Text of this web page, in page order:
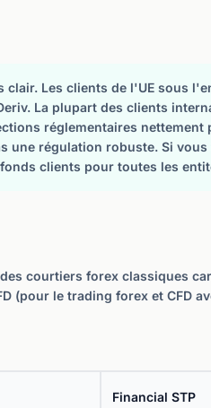
Les clients de l'UE sous
La plupart des clients
réglementaires
une régulation robuste. Si
clients pour toutes les
courtiers forex classiques
(pour le trading forex et CFD
Financial STP